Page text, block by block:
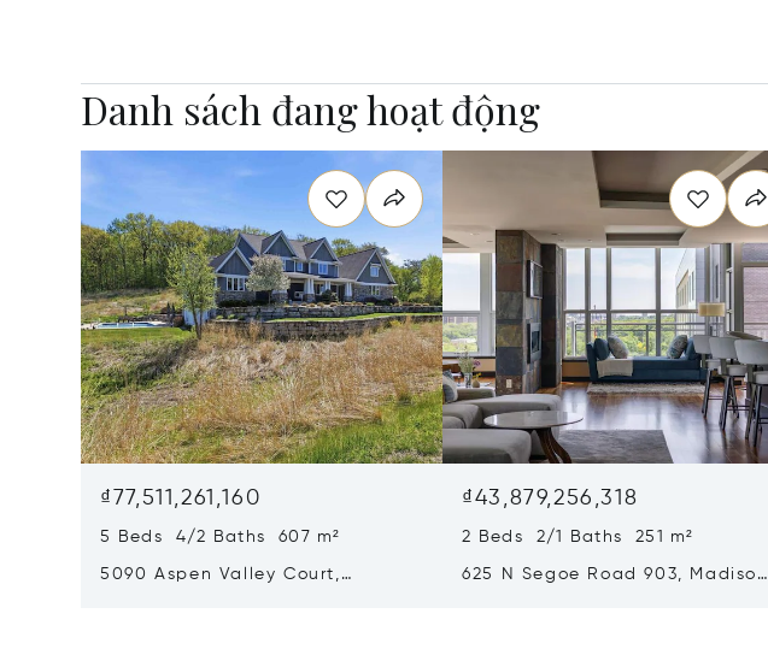
Danh sách đang hoạt động
₫77,511,261,160
5 Beds 4/2 Baths 607 m²
5090 Aspen Valley Court,
₫43,879,256,318
2 Beds 2/1 Baths 251 m²
625 N Segoe Road 903, Madison,